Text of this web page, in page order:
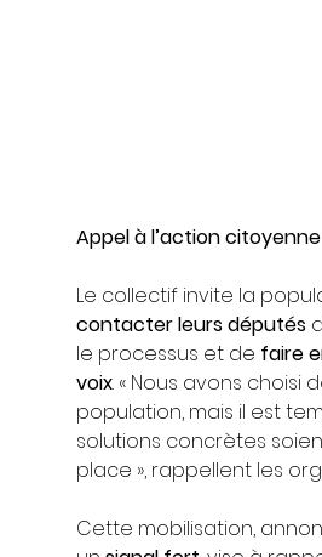
Appel à l’action citoyenne
Le collectif invite la
contacter leurs députés
le processus et de faire
voix. « Nous avons choisi
population, mais il est
solutions concrètes
place », rappellent les
Cette mobilisation,